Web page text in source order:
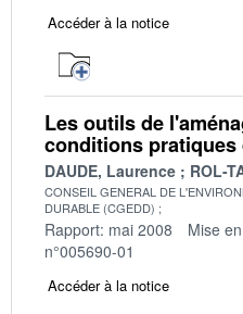
Accéder à la notice
Les outils de
conditions
DAUDE, Laurence ROL-
CONSEIL GENERAL DE
DURABLE (CGEDD)
Rapport: mai 2008 Mise
n°005690-01
Accéder à la notice